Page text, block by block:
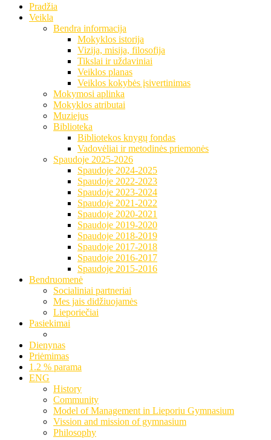
Pradžia
Veikla
Bendra informacija
Mokyklos istorija
Vizija, misija, filosofija
Tikslai ir uždaviniai
Veiklos planas
Veiklos kokybės įsivertinimas
Mokymosi aplinka
Mokyklos atributai
Muziejus
Biblioteka
Bibliotekos knygų fondas
Vadovėliai ir metodinės priemonės
Spaudoje 2025-2026
Spaudoje 2024-2025
Spaudoje 2022-2023
Spaudoje 2023-2024
Spaudoje 2021-2022
Spaudoje 2020-2021
Spaudoje 2019-2020
Spaudoje 2018-2019
Spaudoje 2017-2018
Spaudoje 2016-2017
Spaudoje 2015-2016
Bendruomenė
Socialiniai partneriai
Mes jais didžiuojamės
Lieporiečiai
Pasiekimai
Dienynas
Priėmimas
1.2 % parama
ENG
History
Community
Model of Management in Lieporiu Gymnasium
Vission and mission of gymnasium
Philosophy